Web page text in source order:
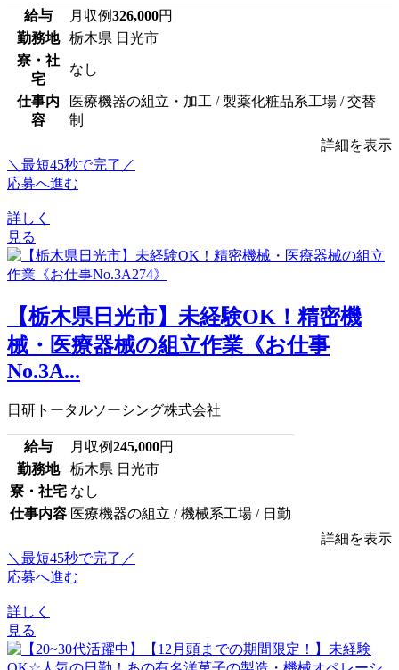
給与 月収例326,000円
勤務地
栃木県 日光市
寮・社
宅
なし
仕事内
容
医療機器の組立・加工 / 製薬化粧品系工場 / 交替
制
詳細を表示
＼最短45秒で完了／
応募へ進む
詳しく
見る
【栃木県日光市】未経験OK！精密機
械・医療器械の組立作業《お仕事
No.3A...
日研トータルソーシング株式会社
給与 月収例245,000円
勤務地
栃木県 日光市
寮・社宅 なし
仕事内容 医療機器の組立 / 機械系工場 / 日勤
詳細を表示
＼最短45秒で完了／
応募へ進む
詳しく
見る